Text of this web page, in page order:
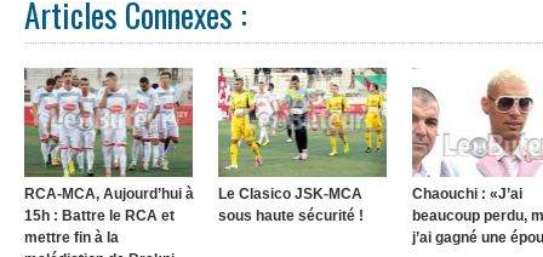
Articles Connexes :
RCA-MCA, Aujourd’hui à
15h : Battre le RCA et
mettre fin à la
Le Clasico JSK-MCA
sous haute sécurité !
Chaouchi : «J’ai
beaucoup perdu,
j’ai gagné une